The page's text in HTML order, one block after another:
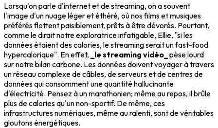
Lorsqu'on parle d'internet et de streaming, on a souvent
l'image d'un nuage léger et éthéré, où nos films et musiques
préférés flottent paisiblement, prêts à être dévorés. Pourtant,
comme le dirait notre exploratrice infatigable, Ellie, "si les
données étaient des calories, le streaming serait un fast-food
hypercalorique". En effet,
_le streaming vidéo_ pèse lourd
sur notre bilan carbone. Les données doivent voyager à travers
un réseau complexe de câbles, de serveurs et de centres de
données qui consomment une quantité hallucinante
d'électricité. Pensez à un marathonien; même au repos, il brûle
plus de calories qu'un non-sportif. De même, ces
infrastructures numériques, même au ralenti, sont de véritables
gloutons énergétiques.